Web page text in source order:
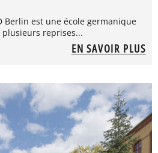
Berlin est une école germanique
plusieurs reprises...
EN SAVOIR PLUS